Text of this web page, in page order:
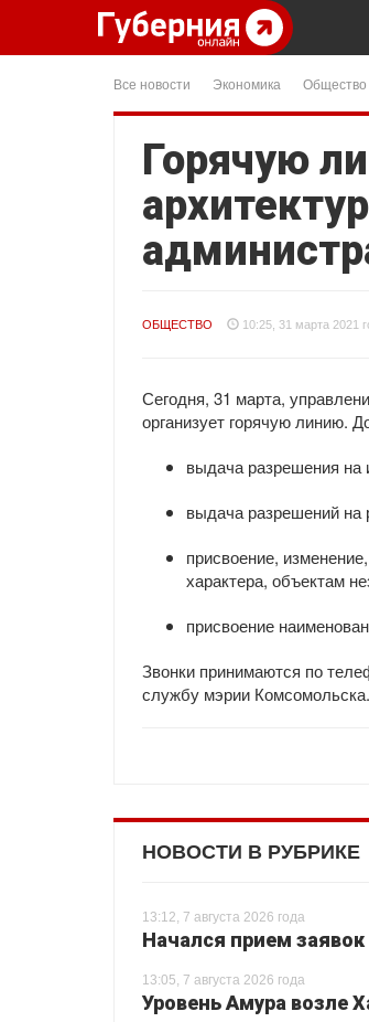
Все новости Экономика Общество
Горячую
ОБЩЕСТВО 10:25, 31 марта 2021
Сегодня, 31 марта,
организует горячую линию.
выдача разрешения на
выдача разрешений на
присвоение,
характера, объектам
присвоение
Звонки принимаются по
службу мэрии Комсомольска.
НОВОСТИ В РУБРИКЕ
13:12, 7 августа 2026 года
Начался прием
13:05, 7 августа 2026 года
Уровень Амура возле